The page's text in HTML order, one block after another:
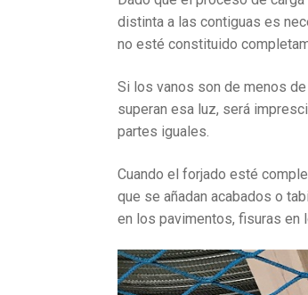
distinta a las contiguas es
no esté constituido
Si los vanos son de menos
superan esa luz, será
partes iguales.
Cuando el forjado esté
que se añadan acabados o
en los pavimentos, fisuras en